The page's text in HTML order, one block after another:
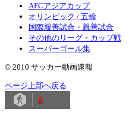
AFCアジアカップ
オリンピック / 五輪
国際親善試合・親善試合
その他のリーグ・カップ戦
スーパーゴール集
© 2010 サッカー動画速報
ページ上部へ戻る
9